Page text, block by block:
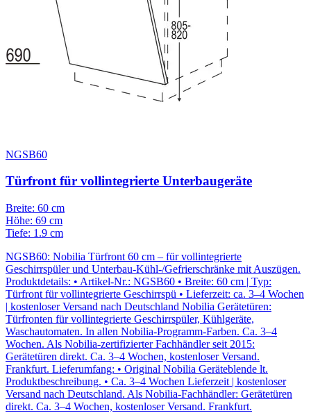
NGSB60
Türfront für vollintegrierte Unterbaugeräte
Breite: 60 cm
Höhe: 69 cm
Tiefe: 1.9 cm
NGSB60: Nobilia Türfront 60 cm – für vollintegrierte
Geschirrspüler und Unterbau-Kühl-/Gefrierschränke mit Auszügen.
Produktdetails: • Artikel-Nr.: NGSB60 • Breite: 60 cm | Typ:
Türfront für vollintegrierte Geschirrspü • Lieferzeit: ca. 3–4 Wochen
| kostenloser Versand nach Deutschland Nobilia Gerätetüren:
Türfronten für vollintegrierte Geschirrspüler, Kühlgeräte,
Waschautomaten. In allen Nobilia-Programm-Farben. Ca. 3–4
Wochen. Als Nobilia-zertifizierter Fachhändler seit 2015:
Gerätetüren direkt. Ca. 3–4 Wochen, kostenloser Versand.
Frankfurt. Lieferumfang: • Original Nobilia Geräteblende lt.
Produktbeschreibung. • Ca. 3–4 Wochen Lieferzeit | kostenloser
Versand nach Deutschland. Als Nobilia-Fachhändler: Gerätetüren
direkt. Ca. 3–4 Wochen, kostenloser Versand. Frankfurt.